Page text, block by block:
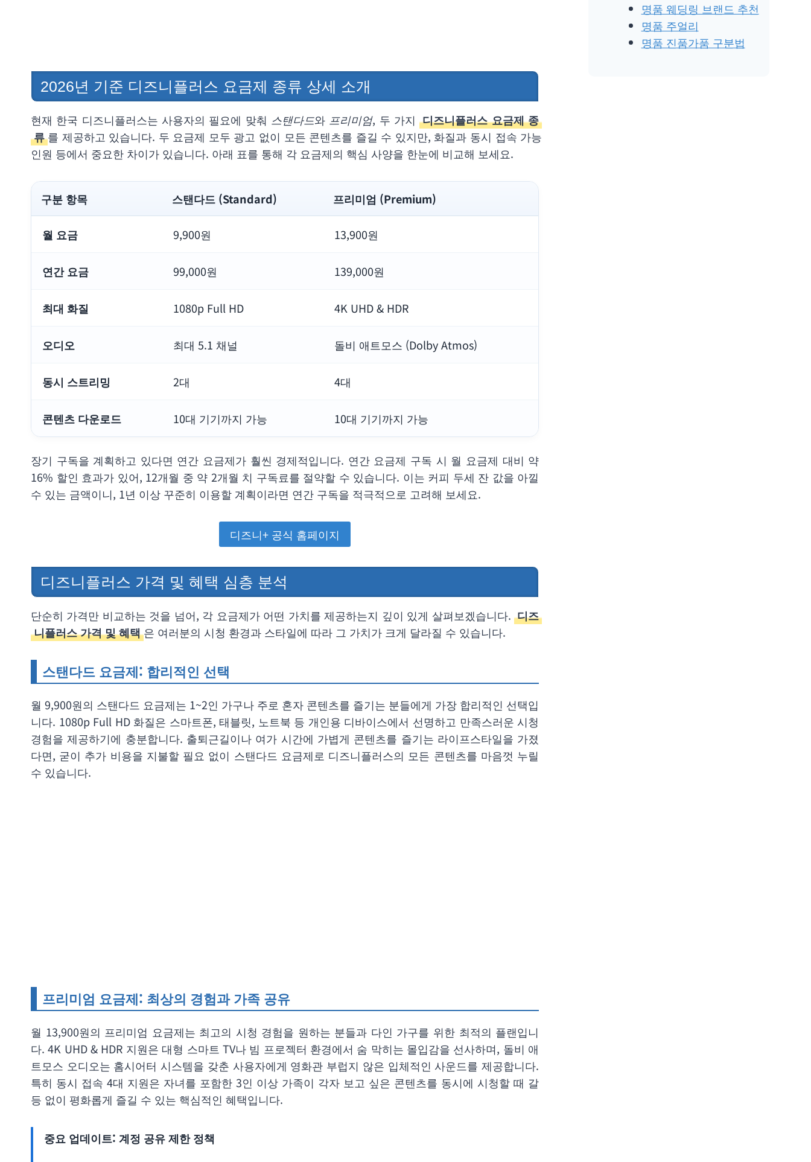
2026년 기준 디즈니플러스 요금제 종류 상세 소개
현재 한국 디즈니플러스는 사용자의 필요에 맞춰 스탠다드와 프리미엄, 두 가지디즈니플러스 요금제 종
류 를 제공하고 있습니다. 두 요금제 모두 광고 없이 모든 콘텐츠를 즐길 수 있지만, 화질과 동시 접속 가능
인원 등에서 중요한 차이가 있습니다. 아래 표를 통해 각 요금제의 핵심 사양을 한눈에 비교해 보세요.
구분 항목 스탠다드 (Standard) 프리미엄 (Premium)
월 요금 9,900원 13,900원
연간 요금 99,000원 139,000원
최대 화질 1080p Full HD 4K UHD & HDR
오디오 최대 5.1 채널 돌비 애트모스 (Dolby Atmos)
동시 스트리밍 2대 4대
콘텐츠 다운로드 10대 기기까지 가능 10대 기기까지 가능
장기 구독을 계획하고 있다면 연간 요금제가 훨씬 경제적입니다. 연간 요금제 구독 시 월 요금제 대비 약
16% 할인 효과가 있어, 12개월 중 약 2개월 치 구독료를 절약할 수 있습니다. 이는 커피 두세 잔 값을 아낄
수 있는 금액이니, 1년 이상 꾸준히 이용할 계획이라면 연간 구독을 적극적으로 고려해 보세요.
디즈니+ 공식 홈페이지
디즈니플러스 가격 및 혜택 심층 분석
단순히 가격만 비교하는 것을 넘어, 각 요금제가 어떤 가치를 제공하는지 깊이 있게 살펴보겠습니다.디즈
니플러스 가격 및 혜택 은 여러분의 시청 환경과 스타일에 따라 그 가치가 크게 달라질 수 있습니다.
스탠다드 요금제: 합리적인 선택
월 9,900원의 스탠다드 요금제는 1~2인 가구나 주로 혼자 콘텐츠를 즐기는 분들에게 가장 합리적인 선택입
니다. 1080p Full HD 화질은 스마트폰, 태블릿, 노트북 등 개인용 디바이스에서 선명하고 만족스러운 시청
경험을 제공하기에 충분합니다. 출퇴근길이나 여가 시간에 가볍게 콘텐츠를 즐기는 라이프스타일을 가졌
다면, 굳이 추가 비용을 지불할 필요 없이 스탠다드 요금제로 디즈니플러스의 모든 콘텐츠를 마음껏 누릴
수 있습니다.
프리미엄 요금제: 최상의 경험과 가족 공유
월 13,900원의 프리미엄 요금제는 최고의 시청 경험을 원하는 분들과 다인 가구를 위한 최적의 플랜입니
다. 4K UHD & HDR 지원은 대형 스마트 TV나 빔 프로젝터 환경에서 숨 막히는 몰입감을 선사하며, 돌비 애
트모스 오디오는 홈시어터 시스템을 갖춘 사용자에게 영화관 부럽지 않은 입체적인 사운드를 제공합니다.
특히 동시 접속 4대 지원은 자녀를 포함한 3인 이상 가족이 각자 보고 싶은 콘텐츠를 동시에 시청할 때 갈
등 없이 평화롭게 즐길 수 있는 핵심적인 혜택입니다.
중요 업데이트: 계정 공유 제한 정책
명품 웨딩링 브랜드 추천
명품 주얼리
명품 진품가품 구분법